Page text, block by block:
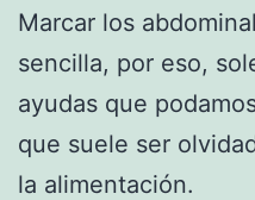
Marcar los
sencilla, por eso,
ayudas que
que suele ser
la alimentación.